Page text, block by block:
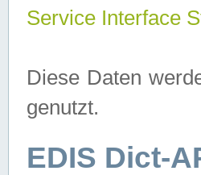
Service Interface
Diese Daten
genutzt.
EDIS Dict-